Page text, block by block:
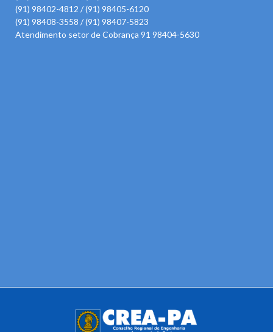
(91) 98402-4812 / (91) 98405-6120
(91) 98408-3558 / (91) 98407-5823
Atendimento setor de Cobrança 91 98404-5630